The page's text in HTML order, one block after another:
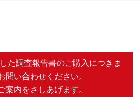
た調査報告書のご購入につきま
問い合わせください。
内をさしあげます。